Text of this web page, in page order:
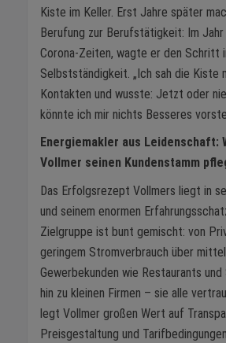
Kiste im Keller. Erst Jahre später
Berufung zur Berufstätigkeit: Im
Corona-Zeiten, wagte er den Schritt
Selbstständigkeit. „Ich sah die Kiste
Kontakten und wusste: Jetzt oder
könnte ich mir nichts Besseres
Energiemakler aus Leidenschaft:
Vollmer seinen Kundenstamm
Das Erfolgsrezept Vollmers liegt in
und seinem enormen
Zielgruppe ist bunt gemischt: von
geringem Stromverbrauch über
Gewerbekunden wie Restaurants
hin zu kleinen Firmen – sie alle
legt Vollmer großen Wert auf
Preisgestaltung und